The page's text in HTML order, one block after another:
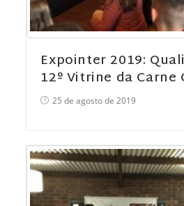
Expointer 2019:
12º Vitrine da Carne
25 de agosto de 2019